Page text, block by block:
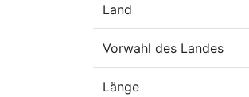
Land
Vorwahl des Landes
Länge